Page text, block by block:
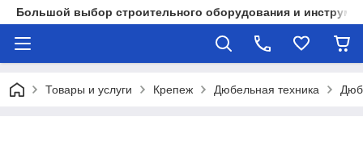
Большой выбор строительного оборудования и
Товары и услуги Крепеж Дюбельная техника